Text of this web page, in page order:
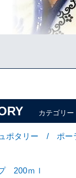
カテゴリー
ポタリー / ポー
200ｍｌ